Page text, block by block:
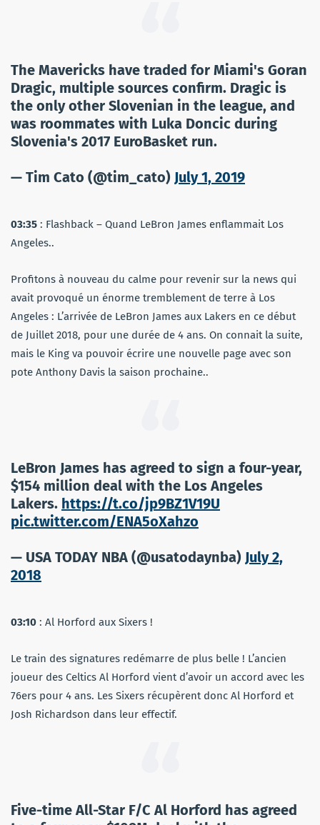
The Mavericks have traded for Miami's Goran
Dragic, multiple sources confirm. Dragic is
the only other Slovenian in the league, and
was roommates with Luka Doncic during
Slovenia's 2017 EuroBasket run.
— Tim Cato (@tim_cato) July 1, 2019
03:35 : Flashback – Quand LeBron James enflammait Los
Angeles..
Profitons à nouveau du calme pour revenir sur la news qui
avait provoqué un énorme tremblement de terre à Los
Angeles : L’arrivée de LeBron James aux Lakers en ce début
de Juillet 2018, pour une durée de 4 ans. On connait la suite,
mais le King va pouvoir écrire une nouvelle page avec son
pote Anthony Davis la saison prochaine..
LeBron James has agreed to sign a four-year,
$154 million deal with the Los Angeles
Lakers. https://t.co/jp9BZ1V19U
pic.twitter.com/ENA5oXahzo
— USA TODAY NBA (@usatodaynba) July 2,
2018
03:10 : Al Horford aux Sixers !
Le train des signatures redémarre de plus belle ! L’ancien
joueur des Celtics Al Horford vient d’avoir un accord avec les
76ers pour 4 ans. Les Sixers récupèrent donc Al Horford et
Josh Richardson dans leur effectif.
Five-time All-Star F/C Al Horford has agreed